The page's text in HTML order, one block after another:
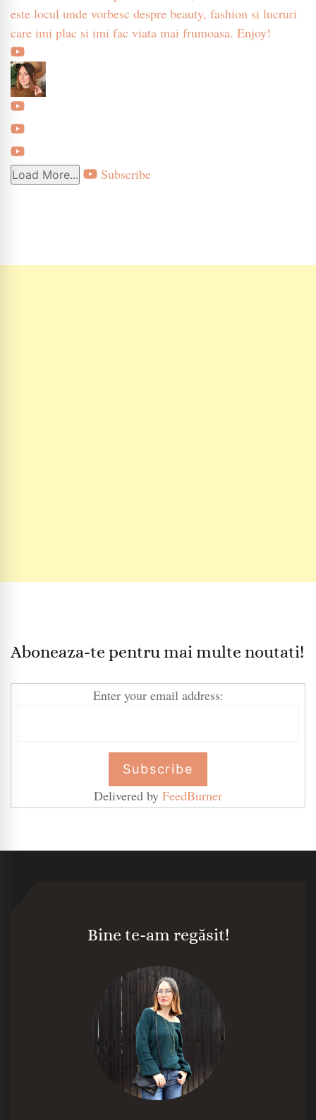
este locul unde vorbesc despre beauty, fashion si lucruri
care imi plac si imi fac viata mai frumoasa. Enjoy!
Load More... Subscribe
Aboneaza-te pentru mai multe noutati!
Enter your email address:
Delivered by FeedBurner
Bine te-am regăsit!